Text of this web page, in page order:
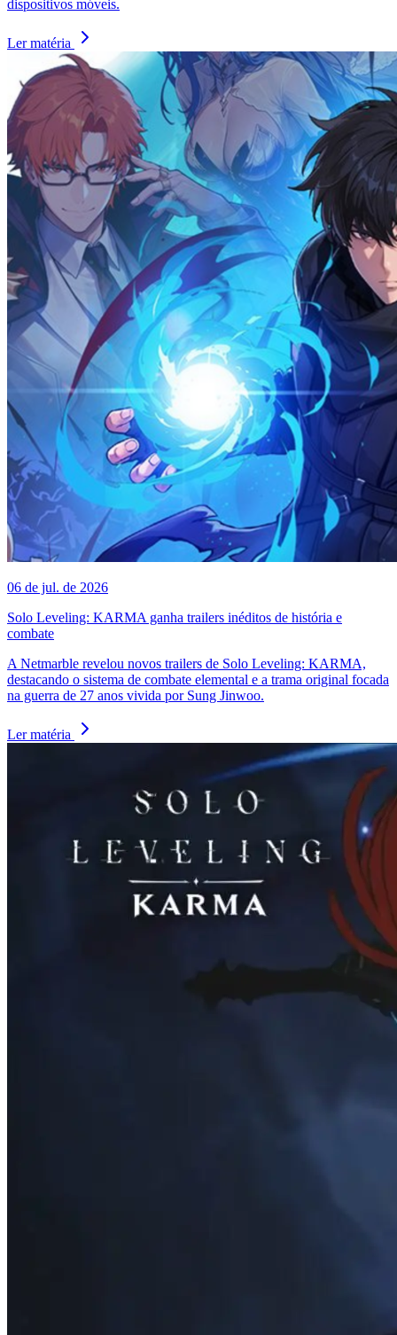
dispositivos móveis.
Ler matéria
06 de jul. de 2026
Solo Leveling: KARMA ganha trailers inéditos de história e
combate
A Netmarble revelou novos trailers de Solo Leveling: KARMA,
destacando o sistema de combate elemental e a trama original focada
na guerra de 27 anos vivida por Sung Jinwoo.
Ler matéria